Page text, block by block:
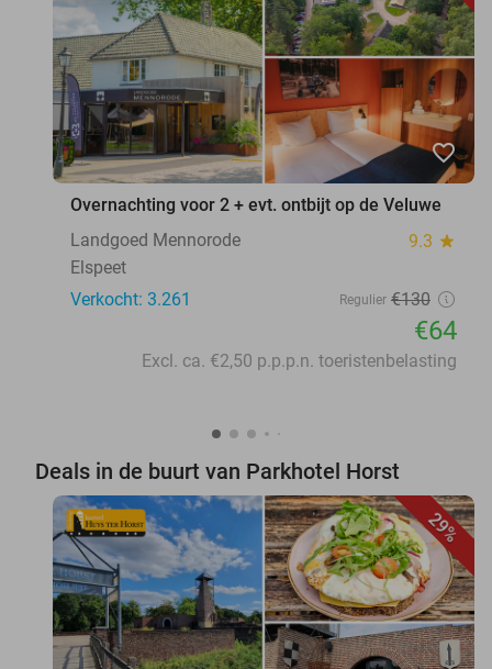
favorite_border
Overnachting voor 2 + evt. ontbijt op de Veluwe
Landgoed Mennorode
9.3 star
Elspeet
Verkocht: 3.261
Regulier €130
€64
Excl. ca. €2,50 p.p.p.n. toeristenbelasting
Deals in de buurt van Parkhotel Horst
29%